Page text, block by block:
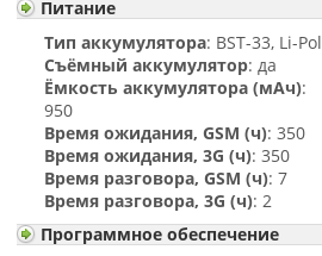
Питание
Тип аккумулятора: BST-33, Li-Pol
Съёмный аккумулятор: да
Ёмкость аккумулятора (мАч):
950
Время ожидания, GSM (ч): 350
Время ожидания, 3G (ч): 350
Время разговора, GSM (ч): 7
Время разговора, 3G (ч): 2
Программное обеспечение